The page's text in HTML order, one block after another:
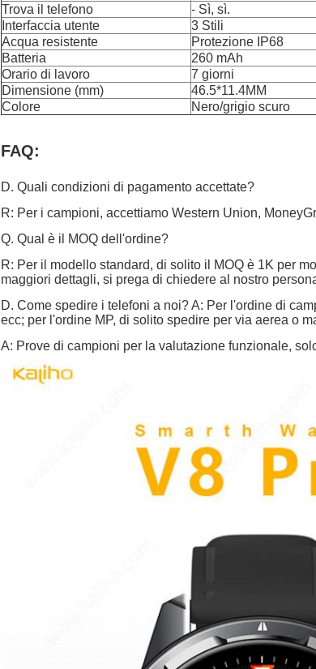
Trova il telefono
- Sì, sì.
Interfaccia utente
3 Stili
Acqua resistente
Protezione IP68
Batteria
260 mAh
Orario di lavoro
7 giorni
Dimensione (mm)
46.5*11.4MM
Colore
Nero/grigio scuro
FAQ:
D. Quali condizioni di pagamento accettate?
R: Per i campioni, accettiamo Western Union,
Q. Qual è il MOQ dell'ordine?
R: Per il modello standard, di solito il MOQ è 1K per
maggiori dettagli, si prega di chiedere al nostro
D. Come spedire i telefoni a noi? A: Per l'ordine di
ecc; per l'ordine MP, di solito spedire per via aerea o
A: Prove di campioni per la valutazione funzionale,